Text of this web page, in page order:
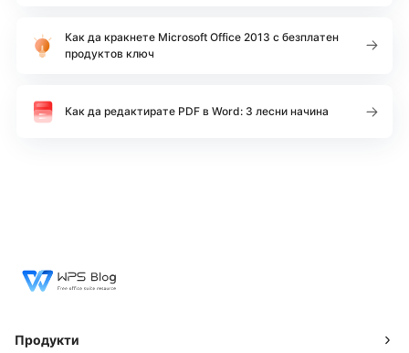
Как да кракнете Microsoft Office 2013 с безплатен
продуктов ключ
Как да редактирате PDF в Word: 3 лесни начина
Продукти